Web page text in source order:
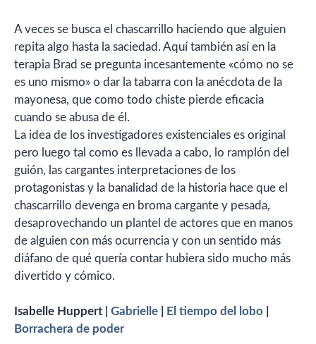
A veces se busca el chascarrillo haciendo que alguien
repita algo hasta la saciedad. Aquí también así en la
terapia Brad se pregunta incesantemente «cómo no se
es uno mismo» o dar la tabarra con la anécdota de la
mayonesa, que como todo chiste pierde eficacia
cuando se abusa de él.
La idea de los investigadores existenciales es original
pero luego tal como es llevada a cabo, lo ramplón del
guión, las cargantes interpretaciones de los
protagonistas y la banalidad de la historia hace que el
chascarrillo devenga en broma cargante y pesada,
desaprovechando un plantel de actores que en manos
de alguien con más ocurrencia y con un sentido más
diáfano de qué quería contar hubiera sido mucho más
divertido y cómico.
Isabelle Huppert | Gabrielle El tiempo del lobo
Borrachera de poder